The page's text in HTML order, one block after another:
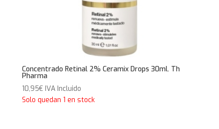
Concentrado Retinal 2% Ceramix Drops 30ml. Th
Pharma
10,95€ IVA Incluido
Solo quedan 1 en stock